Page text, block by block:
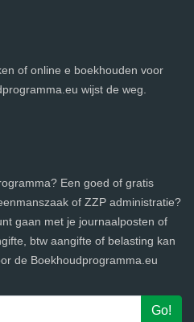
of online e boekhouden voor
wijst de weg.
Een goed of gratis
of ZZP administratie?
gaan met je journaalposten of
btw aangifte of belasting kan
de Boekhoudprogramma.eu